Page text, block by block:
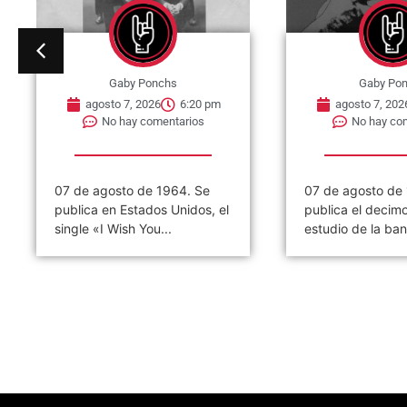
Gaby Ponchs
agosto 7, 2026
6:20 pm
No hay comentarios
07 de agosto de 1964. Se
publica en Estados Unidos, el
single «I Wish You...
Gaby
agosto 7,
No hay
07 de agosto de
publica el
estudio de la